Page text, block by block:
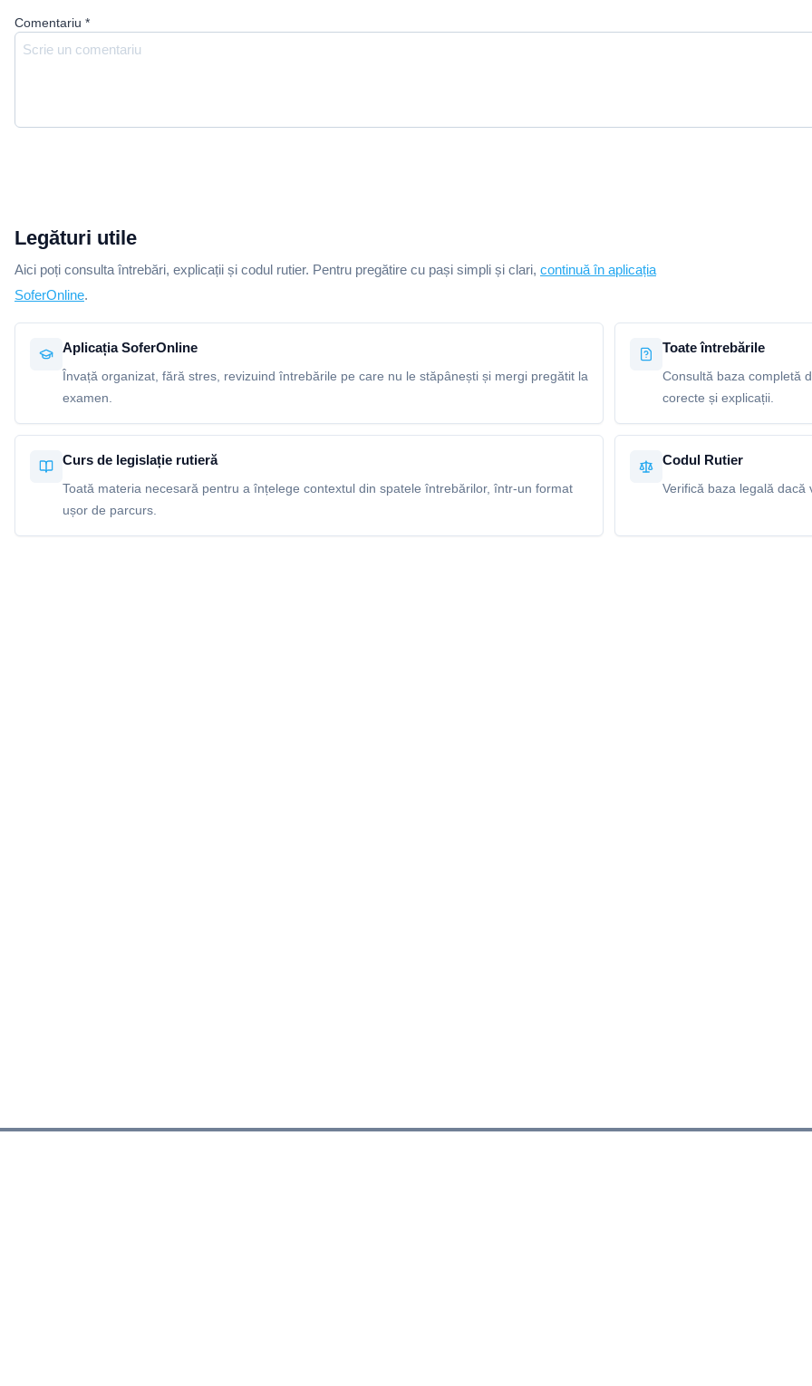
Comentariu *
Legături utile
Aici poți consulta întrebări, explicații și codul rutier. Pentru pregătire cu pași simpli și clari, continuă în aplicația
SoferOnline.
Aplicația SoferOnline
Învață organizat, fără stres, revizuind întrebările pe care nu le stăpânești și mergi pregătit la
examen.
Toate întrebările
Consultă baza completă
corecte și explicații.
Curs de legislație rutieră
Toată materia necesară pentru a înțelege contextul din spatele întrebărilor, într-un format
ușor de parcurs.
Codul Rutier
Verifică baza legală dacă